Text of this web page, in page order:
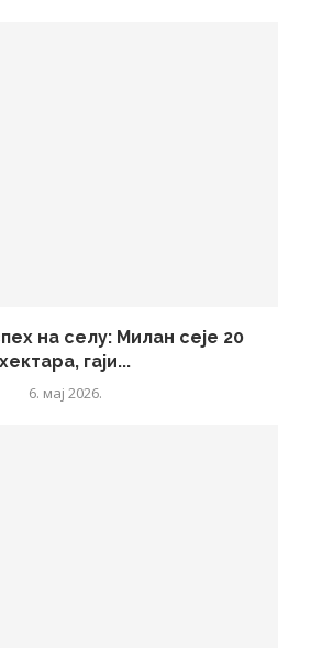
на селу: Милан сеје 20
хектара, гаји...
6. мај 2026.